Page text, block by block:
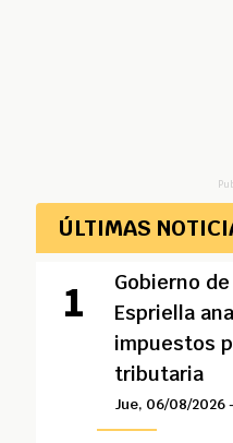
ÚLTIMAS
Gobierno
Espriella
impuestos
tributaria
Jue, 06/08/2026